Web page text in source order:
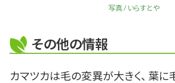
写真 / いらすとや
その他の情報
カマツカは毛の変異が大きく、 葉